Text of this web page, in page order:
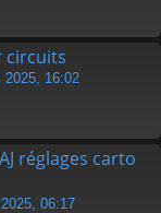
circuits
2025, 16:02
réglages carto
06:17